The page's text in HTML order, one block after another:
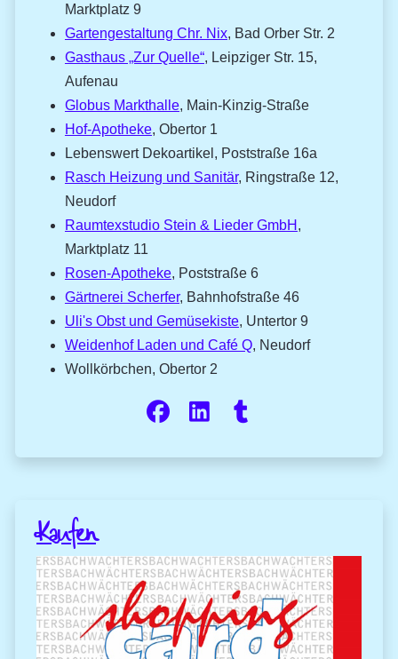
Marktplatz 9
Gartengestaltung Chr. Nix, Bad Orber Str. 2
Gasthaus „Zur Quelle“, Leipziger Str. 15,
Aufenau
Globus Markthalle, Main-Kinzig-Straße
Hof-Apotheke, Obertor 1
Lebenswert Dekoartikel, Poststraße 16a
Rasch Heizung und Sanitär, Ringstraße 12,
Neudorf
Raumtexstudio Stein & Lieder GmbH ,
Marktplatz 11
Rosen-Apotheke, Poststraße 6
Gärtnerei Scherfer, Bahnhofstraße 46
Uli's Obst und Gemüsekiste, Untertor 9
Weidenhof Laden und Café Q, Neudorf
Wollkörbchen, Obertor 2
Kaufen